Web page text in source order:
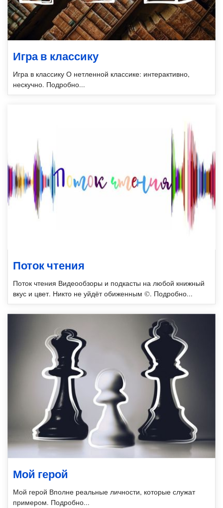
Игра в классику
Игра в классику О нетленной классике: интерактивно,
нескучно. Подробно...
Поток чтения
Поток чтения Видеообзоры и подкасты на любой книжный
вкус и цвет. Никто не уйдёт обиженным ©. Подробно...
Мой герой
Мой герой Вполне реальные личности, которые служат
примером. Подробно...